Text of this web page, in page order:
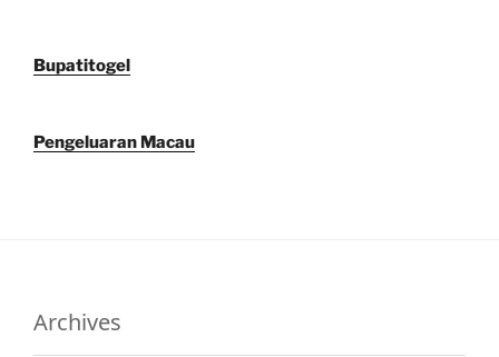
Bupatitogel
Pengeluaran Macau
Archives